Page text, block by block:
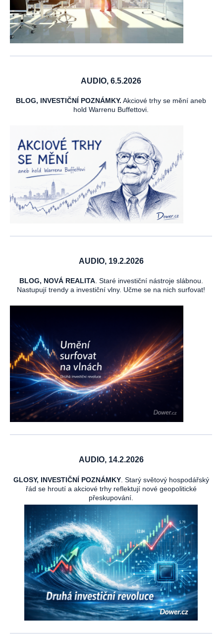
AUDIO, 6.5.2026
BLOG, INVESTIČNÍ POZNÁMKY. Akciové trhy se mění aneb
hold Warrenu Buffettovi.
AUDIO, 19.2.2026
BLOG, NOVÁ REALITA. Staré investiční nástroje slábnou.
Nastupují trendy a investiční vlny. Učme se na nich surfovat!
AUDIO, 14.2.2026
GLOSY, INVESTIČNÍ POZNÁMKY. Starý světový hospodářský
řád se hroutí a akciové trhy reflektují nové geopolitické
přeskupování.